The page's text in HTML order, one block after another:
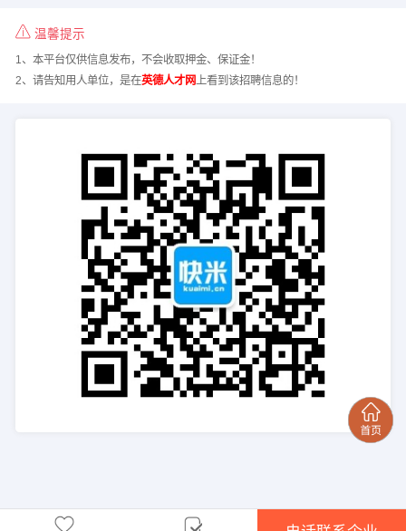
温馨提示
1、本平台仅供信息发布，不会收取押金、保证金！
2、请告知用人单位，是在英德人才网上看到该招聘信息的！